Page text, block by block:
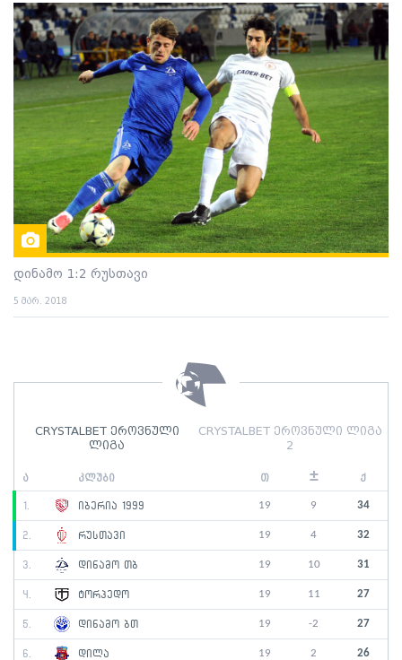
CRYSTALBET ეროვნული
ლიგა
CRYSTALBET ეროვნული ლიგა
2
ა კლუბი თ ± ქ
1. იბერია 1999 19 9 34
2. რუსთავი 19 4 32
3. დინამო თბ 19 10 31
4. ტორპედო 19 11 27
5. დინამო ბთ 19 -2 27
6. დილა 19 2 26
დინამო 1:2 რუსთავი
5 მარ. 2018